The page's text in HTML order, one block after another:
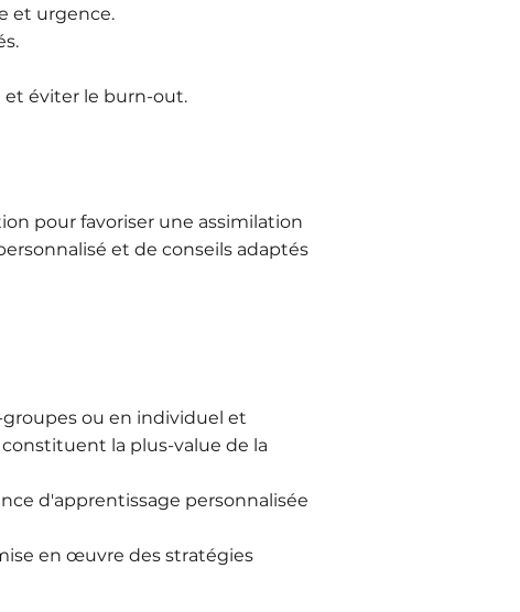
et urgence.
et éviter le burn-out.
pour favoriser une assimilation
et de conseils adaptés
ou en individuel et
la plus-value de la
d'apprentissage personnalisée
en œuvre des stratégies